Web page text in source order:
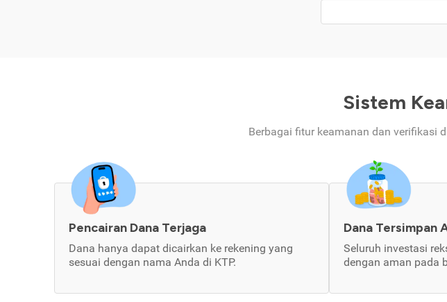
Sistem
Berbagai fitur keamanan dan verifikasi
Pencairan Dana Terjaga
Dana hanya dapat dicairkan ke rekening yang
sesuai dengan nama Anda di KTP.
Dana Tersimpan
Seluruh investasi
dengan aman pada